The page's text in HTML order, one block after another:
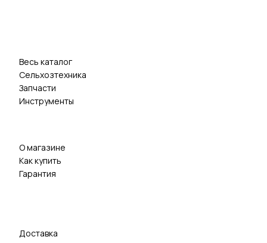
Весь каталог
Сельхозтехника
Запчасти
Инструменты
О магазине
Как купить
Гарантия
Доставка